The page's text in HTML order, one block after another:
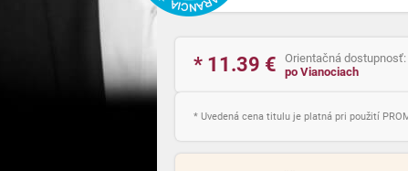
* 11.39 €
Orientačná dostupnosť:
po Vianociach
* Uvedená cena titulu je platná pri použití